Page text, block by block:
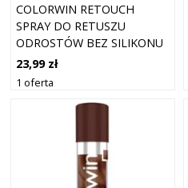
COLORWIN RETOUCH
SPRAY DO RETUSZU
ODROSTÓW BEZ SILIKONU
CZARNY 75 ML
23,99 zł
1 oferta